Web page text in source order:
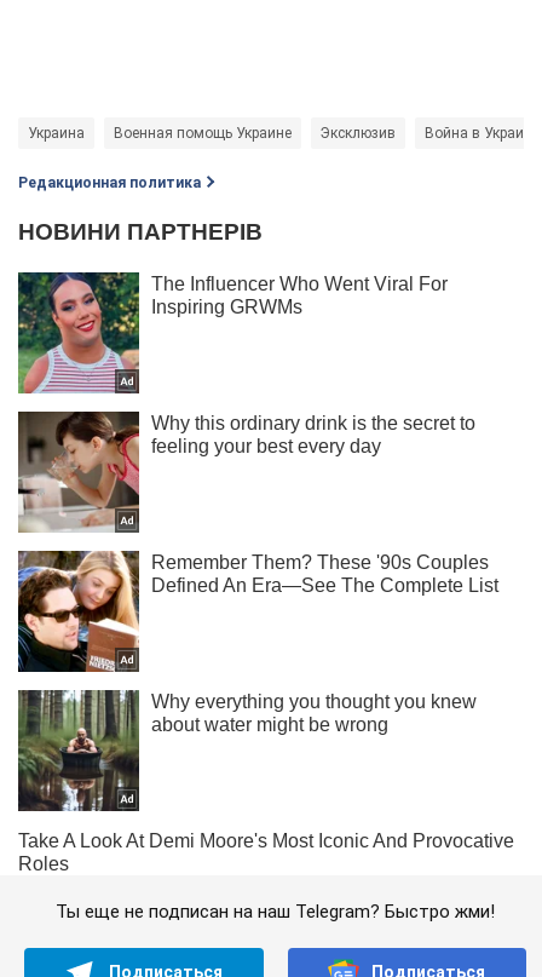
Украина Военная помощь Украине Эксклюзив Война в Украине
Редакционная политика
Ты еще не подписан на наш Telegram? Быстро жми!
Подписаться Подписаться